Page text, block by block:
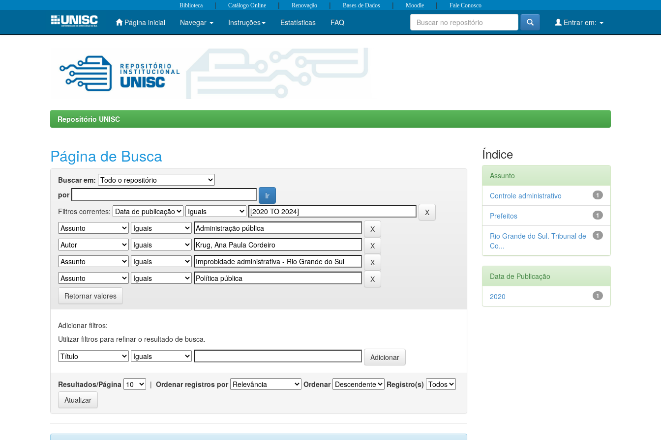
Skip
Biblioteca | Catálogo Online | Renovação | Bases de Dados | Moodle | Fale Conosco
Página inicial Navegar Instruções Estatísticas FAQ Entrar em:
Repositório UNISC
Página de Busca
Buscar em:
por
Filtros correntes:
Retornar valores
Adicionar filtros:
Utilizar filtros para refinar o resultado de busca.
Resultados/Página | Ordenar registros por Ordenar Registro(s)
Índice
Assunto
1
Controle administrativo
1
Prefeitos
1
Rio Grande do Sul. Tribunal de
Co...
Data de Publicação
1
2020